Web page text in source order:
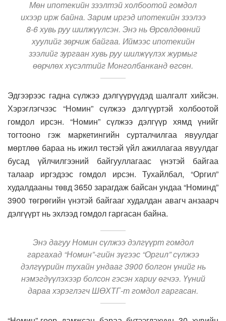
Мөн ипотекийн зээлтэй холбоотой гомдол
ихээр ирж байна. Зарим иргэд ипотекийн зээлээ
8-6 хувь руу шилжүүлсэн. Энэ нь Өрсөлдөөний
хуулийг зөрчиж байгаа. Иймээс ипотекийн
зээлийг зургаан хувь руу шилжүүлэх журмыг
өөрчлөх хүсэлтийг Монголбанканд өгсөн.
Эдгээрээс гадна сүлжээ дэлгүүрүүдэд шалгалт хийсэн.
Хэрэглэгчээс “Номин” сүлжээ дэлгүүртэй холбоотой
гомдол ирсэн. “Номин” сүлжээ дэлгүүр хямд үнийг
тогтооно гэж маркетингийн сурталчилгаа явуулдаг
мөртлөө бараа нь ижил төстэй үйл ажиллагаа явуулдаг
бусад үйлчилгээний байгууллагаас үнэтэй байгаа
талаар иргэдээс гомдол ирсэн. Тухайлбал, “Оргил”
худалдааны төвд 3650 зарагдаж байсан ундаа “Номинд”
3900 төгрөгийн үнэтэй байгааг худалдан авагч анзаарч
дэлгүүрт нь эхлээд гомдол гаргасан байна.
Энэ дагуу Номин сүлжээ дэлгүүрт гомдол
гаргахад “Номин”-гийн зүгээс “Оргил” сүлжээ
дэлгүүрийн тухайн ундааг 3900 болгон үнийг нь
нэмэгдүүлэхээр болсон гэсэн хариу өгчээ. Үүний
дараа хэрэглэгч ШӨХТГ-т гомдол гаргасан.